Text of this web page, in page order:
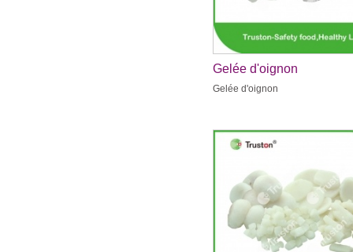
Gelée d'oignon
Gelée d'oignon